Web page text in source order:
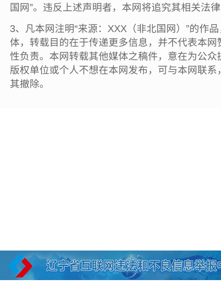
国网”。违反上述声明者，本网将追究其相关法
3、凡本网注明“来源：XXX（非北国网）”的作
体，转载目的在于传递更多信息，并不代表本
性负责。本网转载其他媒体之稿件，意在为公
版权单位或个人不想在本网发布，可与本网联
其撤除。